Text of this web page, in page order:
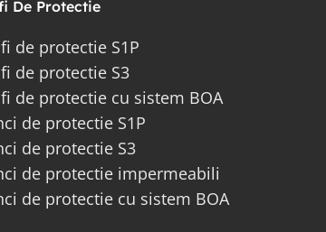
De Protectie
de protectie S1P
de protectie S3
de protectie cu sistem BOA
de protectie S1P
de protectie S3
de protectie impermeabili
de protectie cu sistem BOA